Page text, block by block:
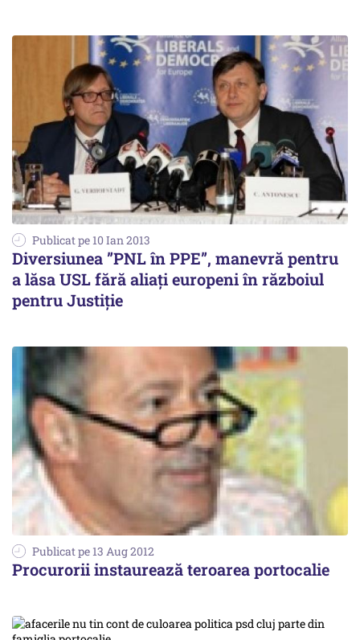
Publicat pe 10 Ian 2013
Diversiunea ”PNL în PPE”, manevră pentru
a lăsa USL fără aliați europeni în războiul
pentru Justiție
Publicat pe 13 Aug 2012
Procurorii instaurează teroarea portocalie